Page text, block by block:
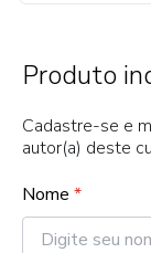
Produto
Cadastre-se e
autor(a) deste
Nome *